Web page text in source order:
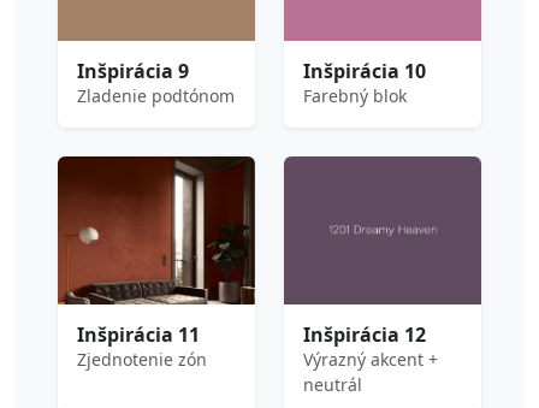
Inšpirácia 9
Zladenie podtónom
Inšpirácia 10
Farebný blok
Inšpirácia 11
Zjednotenie zón
Inšpirácia 12
Výrazný akcent +
neutrál